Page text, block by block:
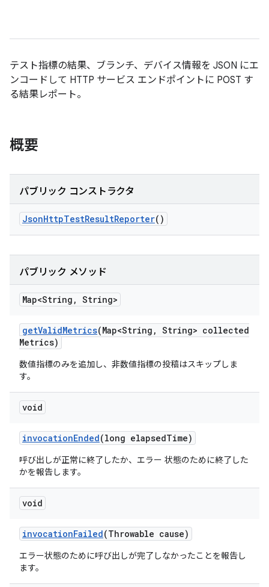
テスト指標の結果、ブランチ、デバイス情報を JSON にエ
ンコードして HTTP サービス エンドポイントに POST す
る結果レポート。
概要
パブリック コンストラクタ
JsonHttpTestResultReporter()
パブリック メソッド
Map<String , String>
getValidMetrics(Map<String , String> collected
Metrics)
数値指標のみを追加し、非数値指標の投稿はスキップしま
す。
void
invocationEnded(long elapsedTime)
呼び出しが正常に終了したか、エラー 状態のために終了した
かを報告します。
void
invocationFailed(Throwable cause)
エラー状態のために呼び出しが完了しなかったことを報告し
ます。